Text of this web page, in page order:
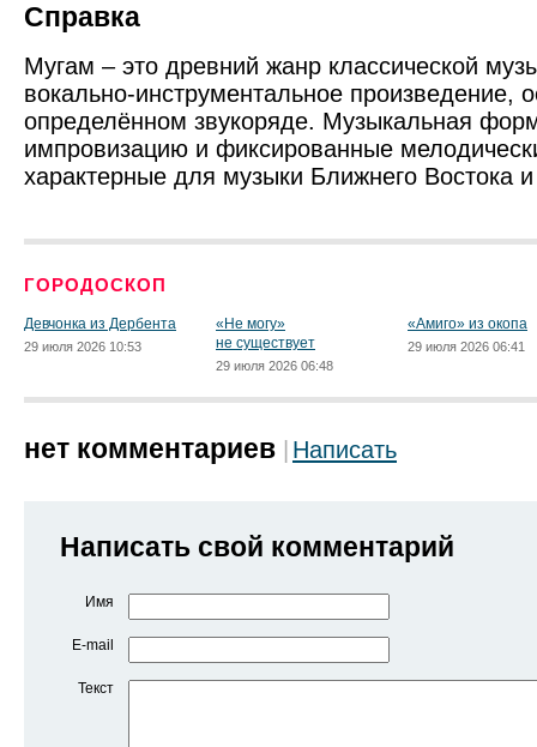
Справка
Мугам – это древний жанр классической
вокально-инструментальное произведение,
определённом звукоряде. Музыкальная
импровизацию и фиксированные
характерные для музыки Ближнего Востока
ГОРОДОСКОП
Девчонка из Дербента
29 июля 2026 10:53
«Не могу»
не существует
29 июля 2026 06:48
«Амиго» из окопа
29 июля 2026 06:41
нет комментариев Написать
Написать свой комментарий
Имя
E-mail
Текст